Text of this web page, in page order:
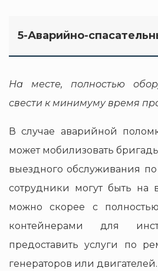
5-Аварийно-
На месте, полностью
свести к минимуму время
В случае аварийной
может мобилизовать
выездного обслуживания
сотрудники могут быть на
можно скорее с
контейнерами для
предоставить услуги по
генераторов или двигателей.